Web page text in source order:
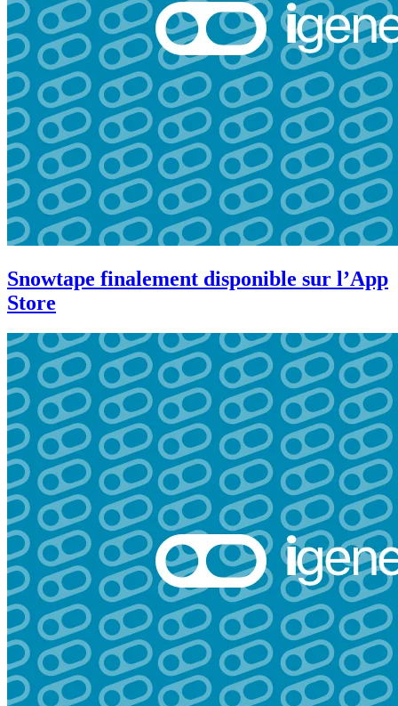
Snowtape finalement disponible sur l’App
Store